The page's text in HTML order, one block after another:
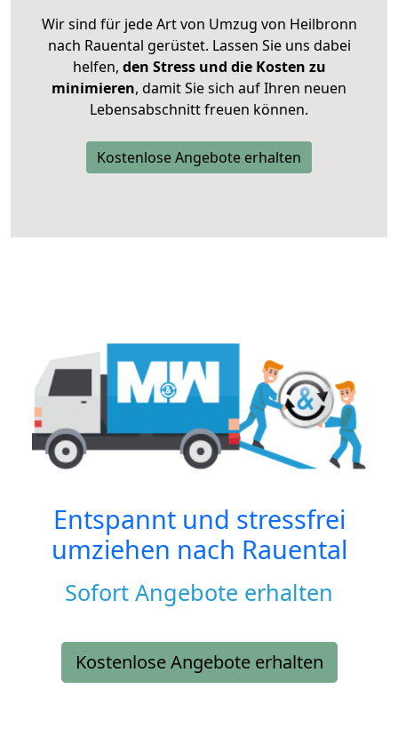
Wir sind für jede Art von Umzug von Heilbronn
nach Rauental gerüstet. Lassen Sie uns dabei
helfen, den Stress und die Kosten zu
minimieren, damit Sie sich auf Ihren neuen
Lebensabschnitt freuen können.
Kostenlose Angebote erhalten
Entspannt und stressfrei
umziehen nach Rauental
Sofort Angebote erhalten
Kostenlose Angebote erhalten